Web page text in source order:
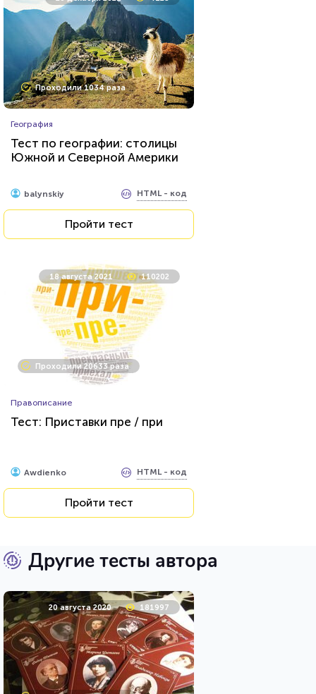
Проходили 1034 раза
География
Тест по географии: столицы
Южной и Северной Америки
balynskiy HTML - код
Пройти тест
18 августа 2021 110202
Проходили 20633 раза
Правописание
Тест: Приставки пре / при
Awdienko HTML - код
Пройти тест
Другие тесты автора
20 августа 2020 181997